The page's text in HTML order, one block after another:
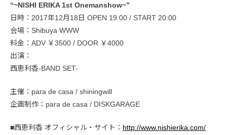
“~NISHI ERIKA 1st Onemanshow~”
日時：2017年12月18日 OPEN 19:00 / START 20:00
会場：Shibuya WWW
料金：ADV ￥3500 / DOOR ￥4000
出演：
西恵利香-BAND SET-
主催：para de casa / shiningwill
企画制作：para de casa / DISKGARAGE
■西恵利香 オフィシャル・サイト： http://www.nishierika.com/